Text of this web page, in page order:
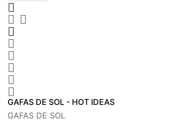

 






GAFAS DE SOL - HOT IDEAS
GAFAS DE SOL